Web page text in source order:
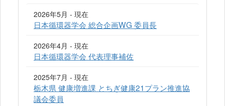
2026年5月 - 現在
日本循環器学会 総合企画WG 委員長
2026年4月 - 現在
日本循環器学会 代表理事補佐
2025年7月 - 現在
栃木県 健康増進課 とちぎ健康21プラン推進協
議会委員